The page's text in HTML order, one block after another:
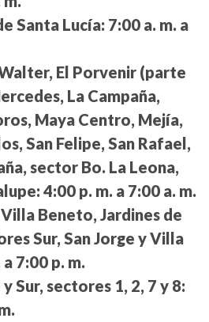
Santa Lucía: 7:00 a. m. a
El Porvenir (parte
La Campaña,
Maya Centro, Mejía,
San Felipe, San Rafael,
sector Bo. La Leona,
4:00 p. m. a 7:00 a. m.
Beneto, Jardines de
Sur, San Jorge y Villa
7:00 p. m.
Sur, sectores 1, 2, 7 y 8: